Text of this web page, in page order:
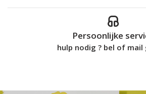
Persoonlijke
hulp nodig ? bel of mail